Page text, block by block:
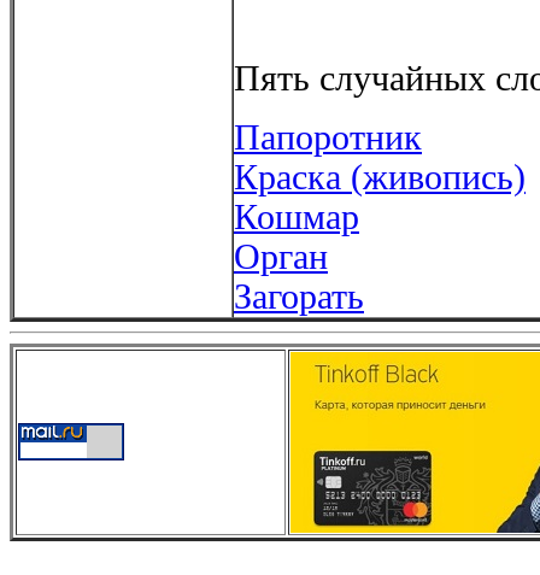
Пять случайных
Папоротник
Краска (живопись)
Кошмар
Орган
Загорать